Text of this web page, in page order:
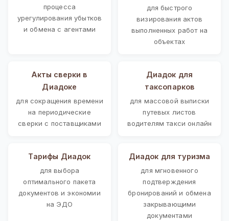
процесса
урегулирования убытков
и обмена с агентами
для быстрого
визирования актов
выполненных работ на
объектах
Акты сверки в
Диадоке
для сокращения времени
на периодические
сверки с поставщиками
Диадок для
таксопарков
для массовой выписки
путевых листов
водителям такси онлайн
Тарифы Диадок
для выбора
оптимального пакета
документов и экономии
на ЭДО
Диадок для туризма
для мгновенного
подтверждения
бронирований и обмена
закрывающими
документами